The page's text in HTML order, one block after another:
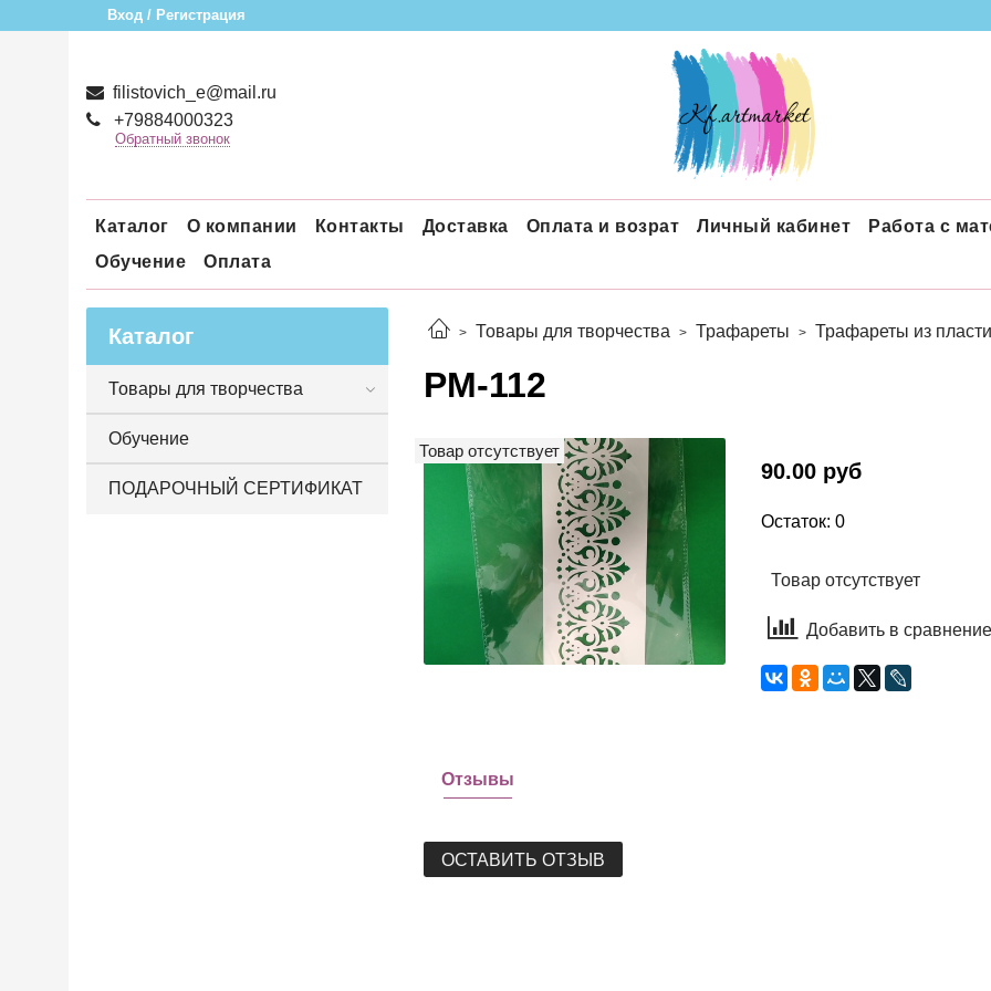
Вход / Регистрация
filistovich_e@mail.ru
+79884000323
Обратный звонок
Каталог О компании Контакты Доставка Оплата и возрат Личный кабинет
Работа с
Обучение
Оплата
Товары для творчества Трафареты Трафареты из
РМ-112
Товар отсутствует
90.00 руб
Остаток: 0
Товар отсутствует
Добавить в сравнение
Отзывы
ОСТАВИТЬ ОТЗЫВ
Каталог
Товары для творчества
Обучение
ПОДАРОЧНЫЙ СЕРТИФИКАТ